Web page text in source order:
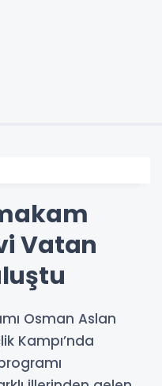
Vatan
Osman Aslan
Kampı’nda